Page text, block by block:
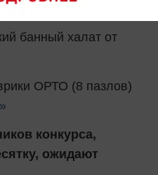
банный халат от
ОРТО (8 пазлов)
конкурса,
ожидают